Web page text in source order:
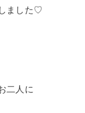
ました♡
二人に